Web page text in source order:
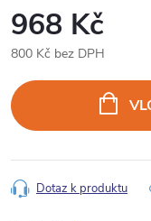
968 Kč
800 Kč bez DPH
cena:
Dotaz k produktu